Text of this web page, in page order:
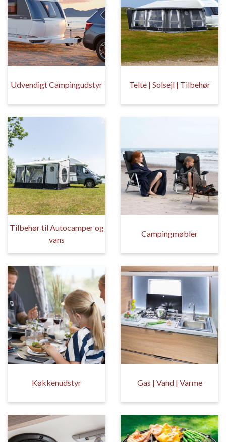
Udvendigt Campingudstyr Telte | Solsejl | Tilbehør
Tilbehør til Autocamper og
vans
Campingmøbler
Køkkenudstyr Gas | Vand | Varme